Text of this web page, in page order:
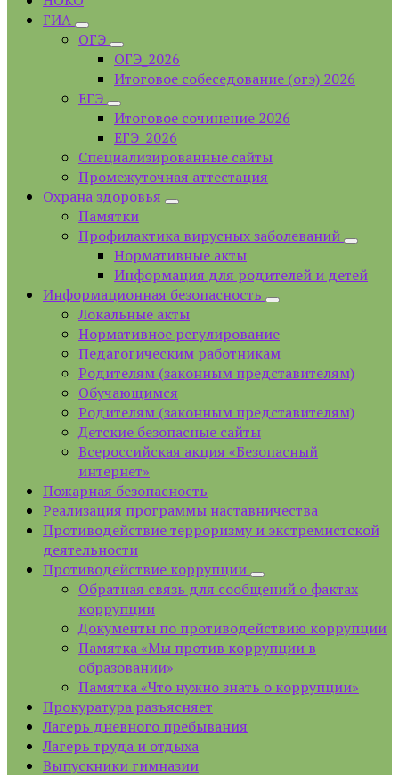
ГИА
ОГЭ
ОГЭ_2026
Итоговое собеседование (огэ) 2026
ЕГЭ
Итоговое сочинение 2026
ЕГЭ_2026
Специализированные сайты
Промежуточная аттестация
Охрана здоровья
Памятки
Профилактика вирусных заболеваний
Нормативные акты
Информация для родителей и детей
Информационная безопасность
Локальные акты
Нормативное регулирование
Педагогическим работникам
Родителям (законным представителям)
Обучающимся
Родителям (законным представителям)
Детские безопасные сайты
Всероссийская акция «Безопасный
интернет»
Пожарная безопасность
Реализация программы наставничества
Противодействие терроризму и экстремистской
деятельности
Противодействие коррупции
Обратная связь для сообщений о фактах
коррупции
Документы по противодействию коррупции
Памятка «Мы против коррупции в
образовании»
Памятка «Что нужно знать о коррупции»
Прокуратура разъясняет
Лагерь дневного пребывания
Лагерь труда и отдыха
Выпускники гимназии